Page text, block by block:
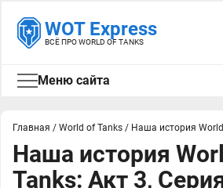
WOT Express
ВСЁ ПРО WORLD OF TANKS
Меню сайта
Главная / World of Tanks / Наша история
Наша история
Tanks: Акт 3,